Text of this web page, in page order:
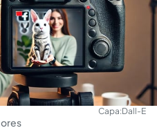
Capa:Dall-E